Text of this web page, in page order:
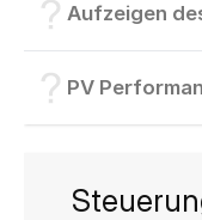
Aufzeigen
PV